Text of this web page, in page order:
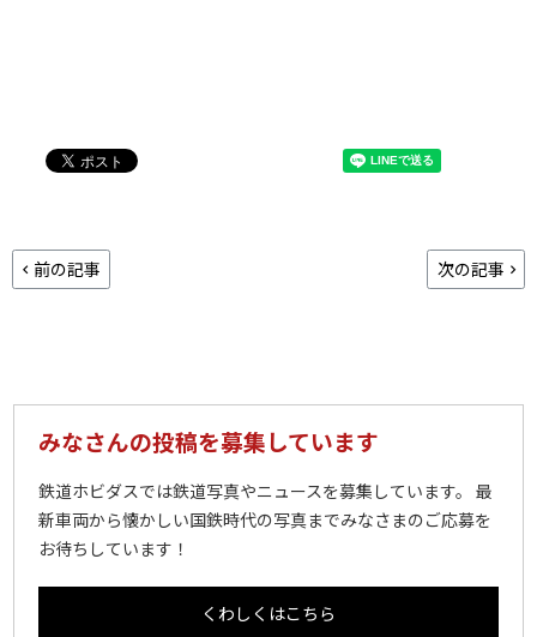
前の記事 次の記事
みなさんの投稿を募集しています
鉄道ホビダスでは鉄道写真やニュースを募集しています。 最
新車両から懐かしい国鉄時代の写真までみなさまのご応募を
お待ちしています！
くわしくはこちら